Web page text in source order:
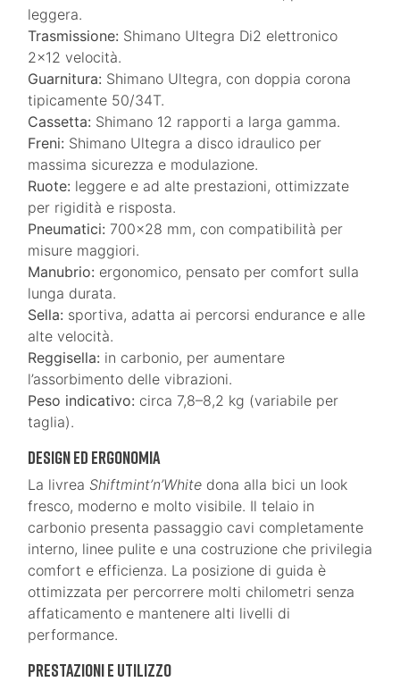
leggera.
Trasmissione: Shimano Ultegra Di2 elettronico
2×12 velocità.
Guarnitura: Shimano Ultegra, con doppia corona
tipicamente 50/34T.
Cassetta: Shimano 12 rapporti a larga gamma.
Freni: Shimano Ultegra a disco idraulico per
massima sicurezza e modulazione.
Ruote: leggere e ad alte prestazioni, ottimizzate
per rigidità e risposta.
Pneumatici: 700×28 mm, con compatibilità per
misure maggiori.
Manubrio: ergonomico, pensato per comfort sulla
lunga durata.
Sella: sportiva, adatta ai percorsi endurance e alle
alte velocità.
Reggisella: in carbonio, per aumentare
l’assorbimento delle vibrazioni.
Peso indicativo: circa 7,8–8,2 kg (variabile per
taglia).
Design ed ergonomia
La livrea Shiftmint’n’White dona alla bici un look
fresco, moderno e molto visibile. Il telaio in
carbonio presenta passaggio cavi completamente
interno, linee pulite e una costruzione che privilegia
comfort e efficienza. La posizione di guida è
ottimizzata per percorrere molti chilometri senza
affaticamento e mantenere alti livelli di
performance.
Prestazioni e utilizzo